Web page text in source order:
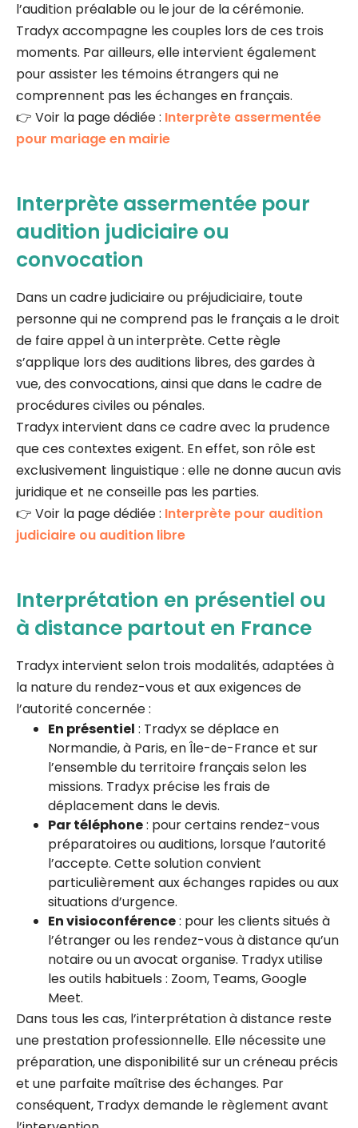
l’audition préalable ou le jour de la cérémonie.
Tradyx accompagne les couples lors de ces trois
moments. Par ailleurs, elle intervient également
pour assister les témoins étrangers qui ne
comprennent pas les échanges en français.
👉 Voir la page dédiée : Interprète assermentée
pour mariage en mairie
Interprète assermentée pour
audition judiciaire ou
convocation
Dans un cadre judiciaire ou préjudiciaire, toute
personne qui ne comprend pas le français a le droit
de faire appel à un interprète. Cette règle
s’applique lors des auditions libres, des gardes à
vue, des convocations, ainsi que dans le cadre de
procédures civiles ou pénales.
Tradyx intervient dans ce cadre avec la prudence
que ces contextes exigent. En effet, son rôle est
exclusivement linguistique : elle ne donne aucun avis
juridique et ne conseille pas les parties.
👉 Voir la page dédiée : Interprète pour audition
judiciaire ou audition libre
Interprétation en présentiel ou
à distance partout en France
Tradyx intervient selon trois modalités, adaptées à
la nature du rendez-vous et aux exigences de
l’autorité concernée :
En présentiel : Tradyx se déplace en
Normandie, à Paris, en Île-de-France et sur
l’ensemble du territoire français selon les
missions. Tradyx précise les frais de
déplacement dans le devis.
Par téléphone: pour certains rendez-vous
préparatoires ou auditions, lorsque l’autorité
l’accepte. Cette solution convient
particulièrement aux échanges rapides ou aux
situations d’urgence.
En visioconférence: pour les clients situés à
l’étranger ou les rendez-vous à distance qu’un
notaire ou un avocat organise. Tradyx utilise
les outils habituels : Zoom, Teams, Google
Meet.
Dans tous les cas, l’interprétation à distance reste
une prestation professionnelle. Elle nécessite une
préparation, une disponibilité sur un créneau précis
et une parfaite maîtrise des échanges. Par
conséquent, Tradyx demande le règlement avant